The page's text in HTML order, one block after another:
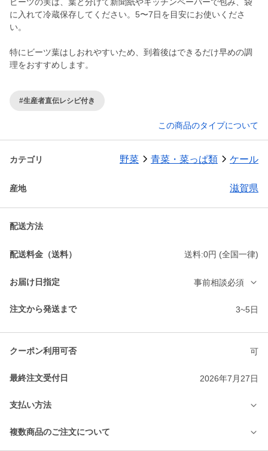
に入れて冷蔵保存してください。5〜7日を目安にお使いくださ
い。
特にビーツ葉はしおれやすいため、到着後はできるだけ早めの調
理をおすすめします。
#生産者直伝レシピ付き
この商品のタイプについて
カテゴリ 野菜 青菜・菜っぱ類 ケール
産地 滋賀県
配送方法
配送料金（送料） 送料:0円 (全国一律)
お届け日指定 事前相談必須
注文から発送まで 3~5日
クーポン利用可否 可
最終注文受付日 2026年7月27日
支払い方法
複数商品のご注文について